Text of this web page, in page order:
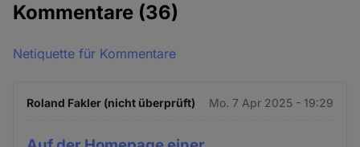
Kommentare (36)
Netiquette für Kommentare
Roland Fakler (nicht überprüft) Mo. 7 Apr 2025 - 19:29